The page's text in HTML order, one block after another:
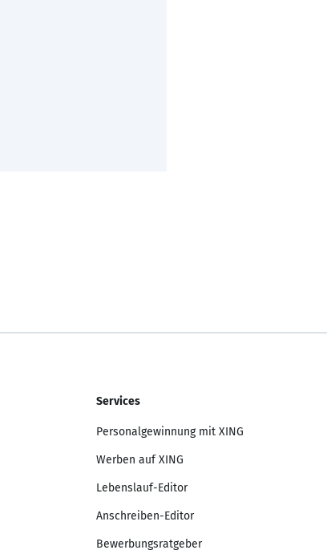
Services
Personalgewinnung mit XING
Werben auf XING
Lebenslauf-Editor
Anschreiben-Editor
Bewerbungsratgeber